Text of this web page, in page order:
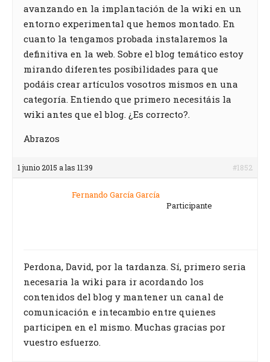
avanzando en la implantación de la wiki en un
entorno experimental que hemos montado. En
cuanto la tengamos probada instalaremos la
definitiva en la web. Sobre el blog temático estoy
mirando diferentes posibilidades para que
podáis crear artículos vosotros mismos en una
categoría. Entiendo que primero necesitáis la
wiki antes que el blog. ¿Es correcto?.
Abrazos
1 junio 2015 a las 11:39 #1852
Fernando García García
Participante
Perdona, David, por la tardanza. Sí, primero seria
necesaria la wiki para ir acordando los
contenidos del blog y mantener un canal de
comunicación e intecambio entre quienes
participen en el mismo. Muchas gracias por
vuestro esfuerzo.